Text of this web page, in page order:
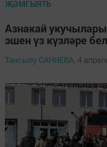
ҖӘМГЫЯТЬ
Азнакай
эшен үз күзләре
Тансылу САНИЕВА, 4